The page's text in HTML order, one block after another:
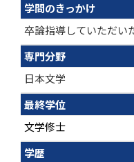
学問のきっかけ
卒論指導していただい
専門分野
日本文学
最終学位
文学修士
学歴